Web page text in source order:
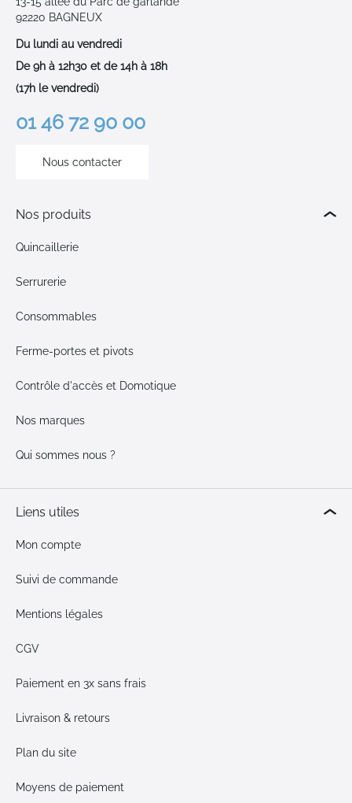
92220 BAGNEUX
Du lundi au vendredi
De 9h à 12h30 et de 14h à 18h
(17h le vendredi)
01 46 72 90 00
Nous contacter
Nos produits
Quincaillerie
Serrurerie
Consommables
Ferme-portes et pivots
Contrôle d'accès et Domotique
Nos marques
Qui sommes nous ?
Liens utiles
Mon compte
Suivi de commande
Mentions légales
CGV
Paiement en 3x sans frais
Livraison & retours
Plan du site
Moyens de paiement